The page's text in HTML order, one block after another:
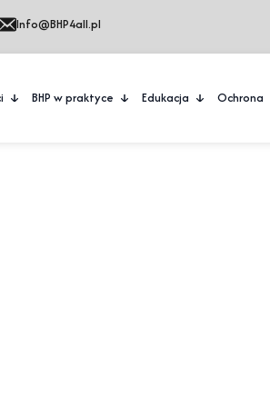
Info@BHP4all.pl
BHP w praktyce Edukacja Ochrona